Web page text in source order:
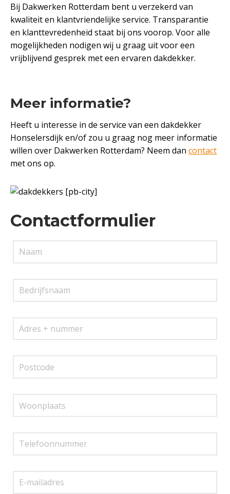
Bij Dakwerken Rotterdam bent u verzekerd van
kwaliteit en klantvriendelijke service. Transparantie
en klanttevredenheid staat bij ons voorop. Voor alle
mogelijkheden nodigen wij u graag uit voor een
vrijblijvend gesprek met een ervaren dakdekker.
Meer informatie?
Heeft u interesse in de service van een dakdekker
Honselersdijk en/of zou u graag nog meer informatie
willen over Dakwerken Rotterdam? Neem dan contact
met ons op.
Contactformulier